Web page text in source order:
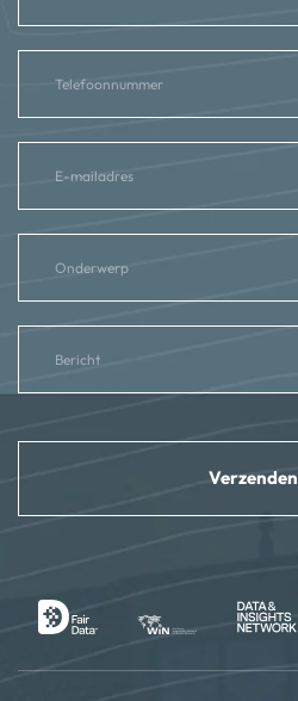
Verzenden